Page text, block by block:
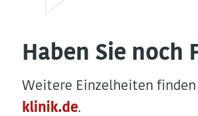
Haben Sie noch
Weitere Einzelheiten
klinik.de.